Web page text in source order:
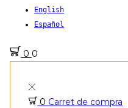
English
Español
0 0
0 Carret de compra